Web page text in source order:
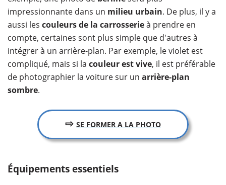
impressionnante dans un milieu urbain. De plus, il y a
aussi les couleurs de la carrosserieà prendre en
compte, certaines sont plus simple que d'autres à
intégrer à un arrière-plan. Par exemple, le violet est
compliqué, mais si la couleur est vive, il est préférable
de photographier la voiture sur un arrière-plan
sombre.
⇨ SE FORMER A LA PHOTO
Équipements essentiels